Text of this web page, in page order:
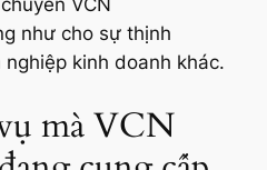
VCN
như cho sự thịnh
kinh doanh khác.
mà VCN